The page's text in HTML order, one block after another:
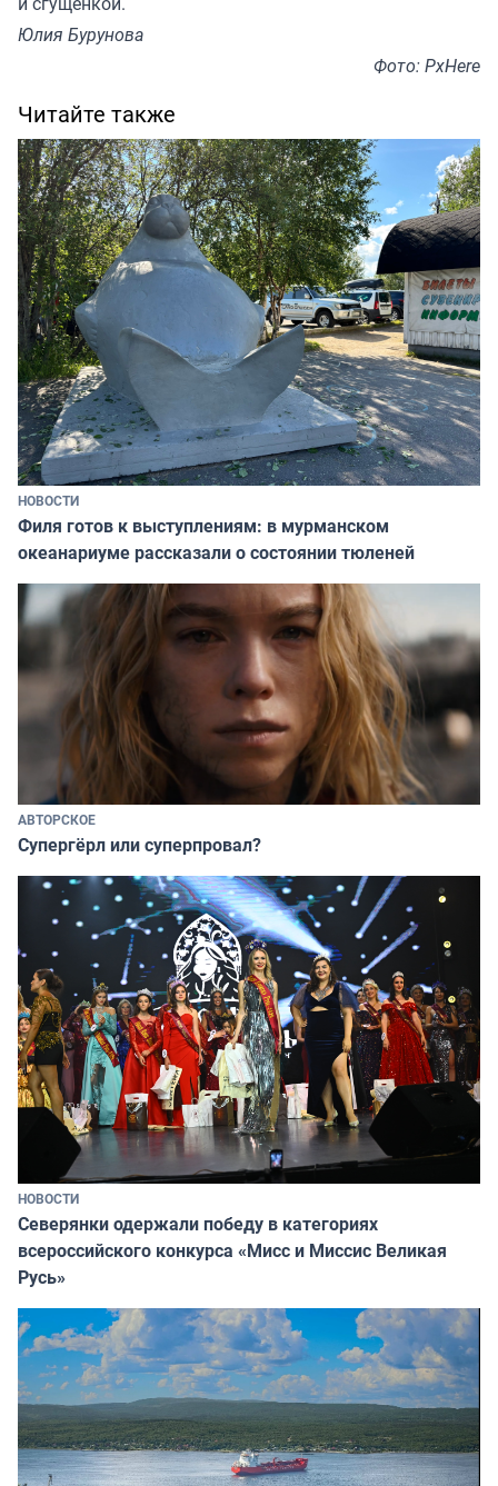
Юлия Бурунова
Фото: PxHere
Читайте также
НОВОСТИ
Филя готов к выступлениям: в мурманском
океанариуме рассказали о состоянии тюленей
АВТОРСКОЕ
Супергёрл или суперпровал?
НОВОСТИ
Северянки одержали победу в категориях
всероссийского конкурса «Мисс и Миссис Великая
Русь»